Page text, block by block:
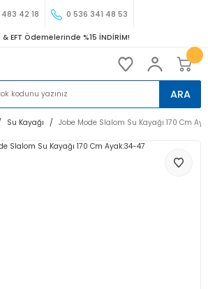
42 18 0 536 341 48 53
EFT Ödemelerinde %15 İNDİRİM!
ARA
Su Kayağı Jobe Mode Slalom Su Kayağı 170 Cm